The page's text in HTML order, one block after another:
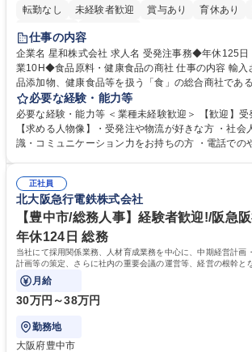
転勤なし
未経験者歓迎 賞与あり 育休あり
交通費支給
仕事の内容
企業名 星和株式会社 求人名 受発注事務◆年休125日・年収400万～・残
業10H◆食品原料・健康食品の商社 仕事の内容 輸入される食品原料や食
品添加物、健康食品等を扱う「食」の総合商社であ
として営業サポートや書類作成、データ入力、電話
せします。 ・受注／出荷指示／売上管理／仕入管理／在庫管理／お客様や
倉庫と電話確認など、販売に関わる事務、営業サポ
・入社後は商品について覚えることから始め、先輩
万～・残業10H◆食品原料・健康食品の商社
必要な経験・能力等
必要な経験・能力等 ＜業種未経験歓迎＞ 【歓迎】
【求める人物像】・受発注や物流が好きな方 ・社会
識・コミュニケーション力をお持ちの方 ・電話での
演算ができる方 ・業務ルールや指示を理解し、行動できる方
学歴：大学院 大学 短大 語学力： 資格：
正社員
北大阪急行電鉄株式会社
【豊中市/総務人事】経験者歓迎!/阪急
年休124日 総務
当社にて採用関係業務、人材育成業務を中心に、中期経営計画
計画等の策定、さらに社内の重要会議の運営等、経営の根幹と
般を担当していただきます。
月給
30万円～38万円
勤務地
大阪府豊中市